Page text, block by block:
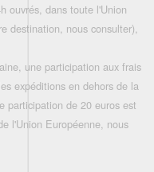
ouvrés, dans toute l'Union
destination, nous consulter),
une participation aux frais
expéditions en dehors de la
participation de 20 euros est
l'Union Européenne, nous